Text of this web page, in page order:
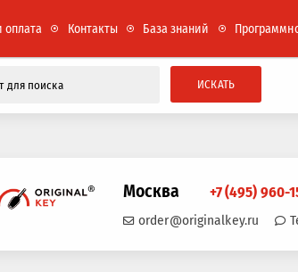
оплата Контакты База знаний
ИСКАТЬ
Москва +7 (495) 960-
order@originalkey.ru